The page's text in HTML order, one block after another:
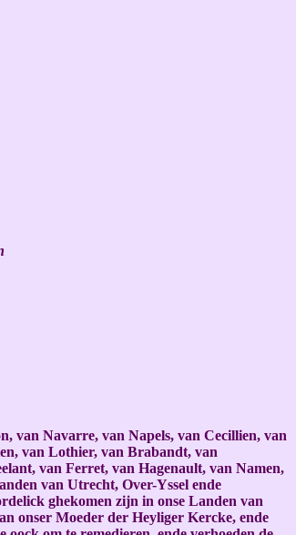
van Navarre, van Napels, van Cecillien, van
van Lothier, van Brabandt, van
van Ferret, van Hagenault, van Namen,
van Utrecht, Over-Yssel ende
ghekomen zijn in onse Landen van
onser Moeder der Heyliger Kercke, ende